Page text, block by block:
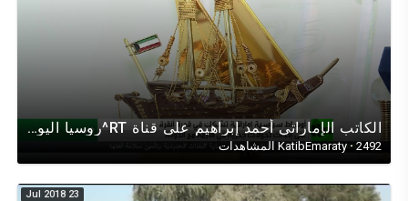
الكاتب الإماراتي أحمد إبراهيم على قناة RT^روسيا اليوم في حوارعن قطروتركيا المنطقة بخير انشاءالله
KatibEmaraty·2492 المشاهدات
23 Jul 2018